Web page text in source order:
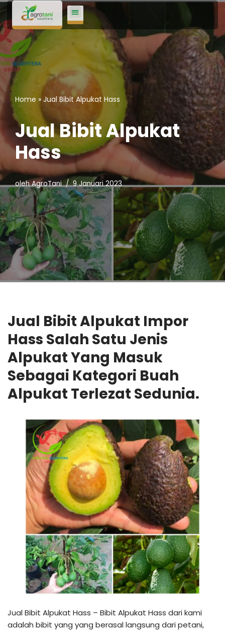
Lompat
ke
konten
Home » Jual Bibit Alpukat Hass
Jual Bibit Alpukat
Hass
olehAgroTani 9 Januari 2023
Jual BibitAlpukat Impor
Hass Salah Satu Jenis
Alpukat Yang Masuk
Sebagai Kategori Buah
Alpukat Terlezat Sedunia.
Jual Bibit Alpukat Hass – Bibit Alpukat Hass dari kami
adalah bibit yang yang berasal langsung dari petani,